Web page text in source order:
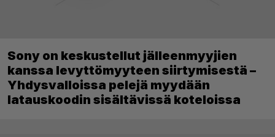
Sony on keskustellut jälleenmyyjien
kanssa levyttömyyteen siirtymisestä –
Yhdysvalloissa pelejä myydään
latauskoodin sisältävissä koteloissa